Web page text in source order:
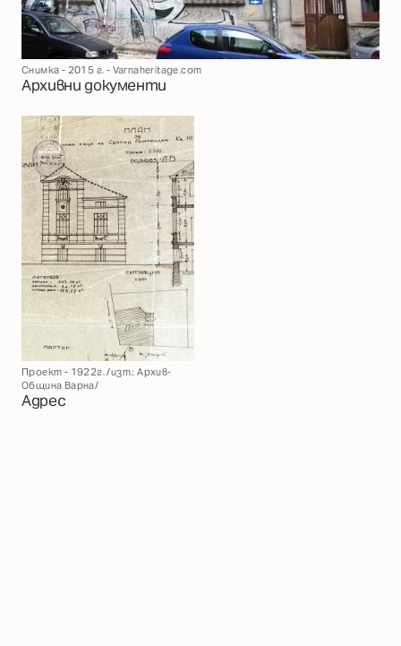
Снимка - 2015 г. - Varnaheritage.com
Архивни документи
Проект - 1922г. /изт.: Архив-
Община Варна/
Адрес